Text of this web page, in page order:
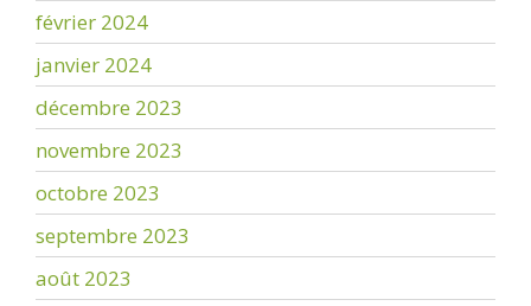
février 2024
janvier 2024
décembre 2023
novembre 2023
octobre 2023
septembre 2023
août 2023